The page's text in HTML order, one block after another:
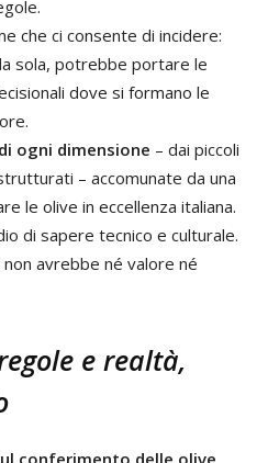
che ci consente di incidere:
sola, potrebbe portare le
dove si formano le
ogni dimensione – dai piccoli
– accomunate da una
le olive in eccellenza italiana.
di sapere tecnico e culturale.
non avrebbe né valore né
e realtà,
conferimento delle olive